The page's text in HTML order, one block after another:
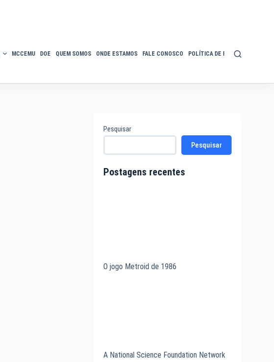
MCCEMU DOE QUEM SOMOS ONDE ESTAMOS FALE CONOSCO POLÍTICA DE PRIVACIDADE
Pesquisar
Pesquisar
Postagens recentes
O jogo Metroid de 1986
A National Science Foundation Network